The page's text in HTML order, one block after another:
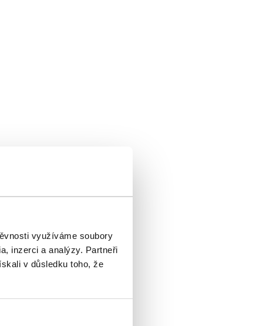
využíváme soubory
inzerci a analýzy. Partneři
v důsledku toho, že